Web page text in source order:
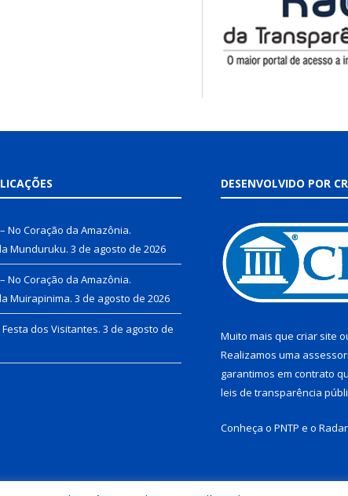
– No Coração da Amazônia.
Munduruku. 3 de agosto de 2026
– No Coração da Amazônia.
Muirapinima. 3 de agosto de 2026
Festa dos Visitantes. 3 de agosto de
DESENVOLVIDO POR
Muito mais que criar site
Realizamos uma
garantimos em contrato
leis de transparência
Conheça o PNTP e o